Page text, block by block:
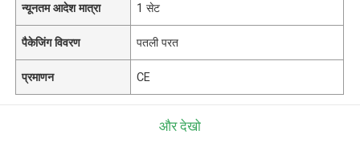
न्यूनतम आदेश मात्रा 1 सेट
पैकेजिंग विवरण पतली परत
प्रमाणन CE
और देखो